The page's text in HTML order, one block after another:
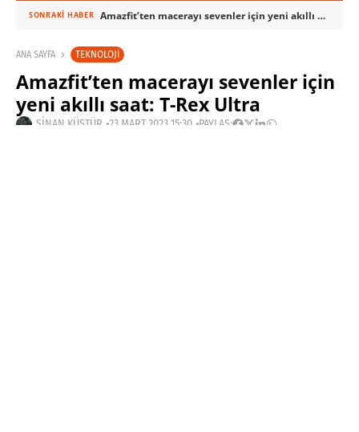
SONRAKI HABER Amazfit’ten macerayı sevenler için yeni akıllı saat: T-Rex Ultra
ANA SAYFA TEKNOLOJI
Amazfit’ten macerayı sevenler için
yeni akıllı saat: T-Rex Ultra
SINAN KÜSTÜR 23 MART 2023 15:30 PAYLAŞ: